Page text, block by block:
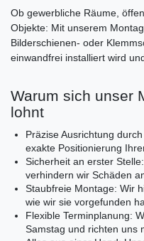
Ob gewerbliche Räume,
Objekte: Mit unserem
Bilderschienen- oder
einwandfrei installiert wird
Warum sich unser
lohnt
Präzise Ausrichtung
exakte Positionierung
Sicherheit an erster
verhindern wir Schäden
Staubfreie Montage: Wir
wie wir sie vorgefunden
Flexible Terminplanung:
Samstag und richten uns